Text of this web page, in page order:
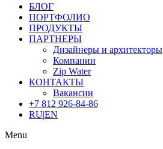
БЛОГ
ПОРТФОЛИО
ПРОДУКТЫ
ПАРТНЕРЫ
Дизайнеры и архитекторы
Компании
Zip Water
КОНТАКТЫ
Вакансии
+7 812 926-84-86
RU|EN
Menu